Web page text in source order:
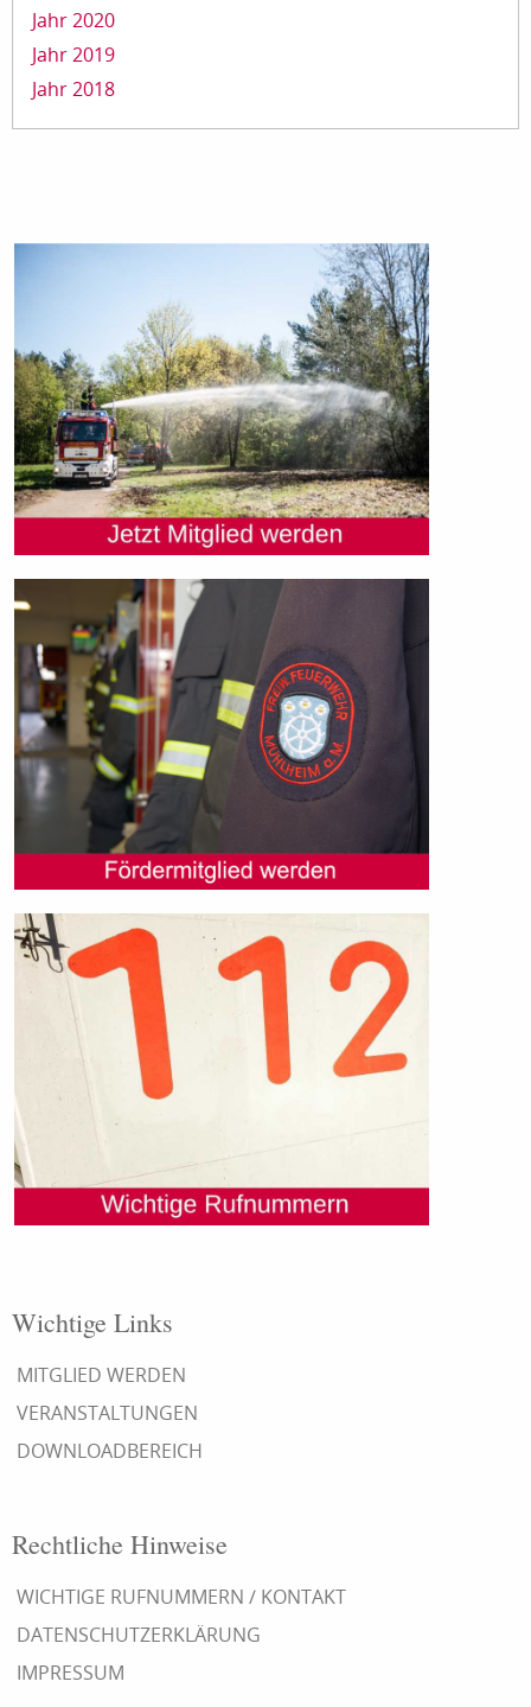
Jahr 2020
Jahr 2019
Jahr 2018
Wichtige Links
MITGLIED WERDEN
VERANSTALTUNGEN
DOWNLOADBEREICH
Rechtliche Hinweise
WICHTIGE RUFNUMMERN / KONTAKT
DATENSCHUTZERKLÄRUNG
IMPRESSUM